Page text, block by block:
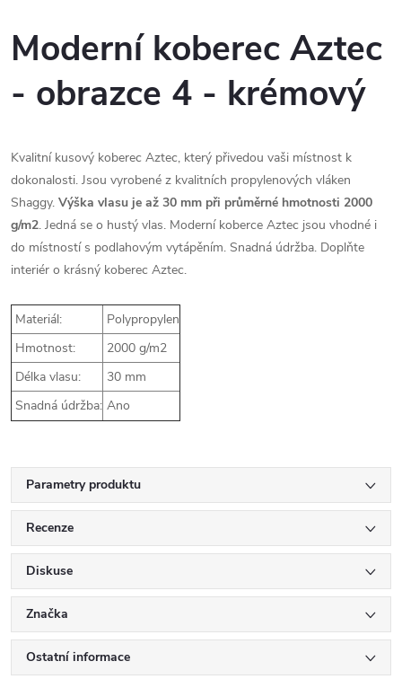
Moderní koberec Aztec
- obrazce 4 - krémový
Kvalitní kusový koberec Aztec, který přivedou vaši místnost k
dokonalosti. Jsou vyrobené z kvalitních propylenových vláken
Shaggy. Výška vlasu je až 30 mm při průměrné hmotnosti 2000
g/m2. Jedná se o hustý vlas. Moderní koberce Aztec jsou vhodné i
do místností s podlahovým vytápěním. Snadná údržba. Doplňte
interiér o krásný koberec Aztec.
Materiál:
Polypropylen
Hmotnost:
2000 g/m2
Délka vlasu:
30 mm
Snadná údržba: Ano
Parametry produktu
Recenze
Diskuse
Značka
Ostatní informace